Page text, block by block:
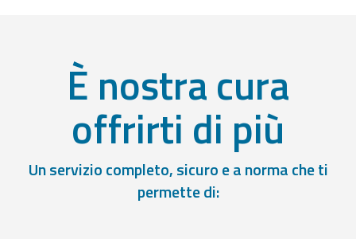
È nostra cura
offrirti di più
Un servizio completo, sicuro e a norma che ti
permette di: